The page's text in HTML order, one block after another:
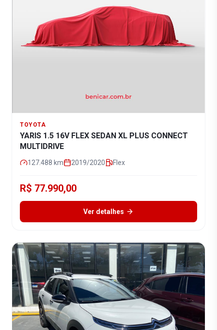
TOYOTA
YARIS 1.5 16V FLEX SEDAN XL PLUS CONNECT
MULTIDRIVE
127.488 km 2019/2020 Flex
R$ 77.990,00
Ver detalhes